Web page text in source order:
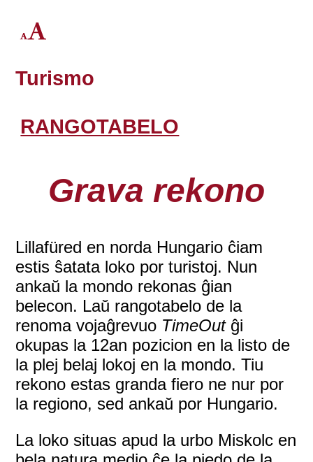
Turismo
RANGOTABELO
Grava rekono
Lillafüred en norda Hungario ĉiam
estis ŝatata loko por turistoj. Nun
ankaŭ la mondo rekonas ĝian
belecon. Laŭ rangotabelo de la
renoma vojaĝrevuo TimeOutĝi
okupas la 12an pozicion en la listo de
la plej belaj lokoj en la mondo. Tiu
rekono estas granda fiero ne nur por
la regiono, sed ankaŭ por Hungario.
La loko situas apud la urbo Miskolc en